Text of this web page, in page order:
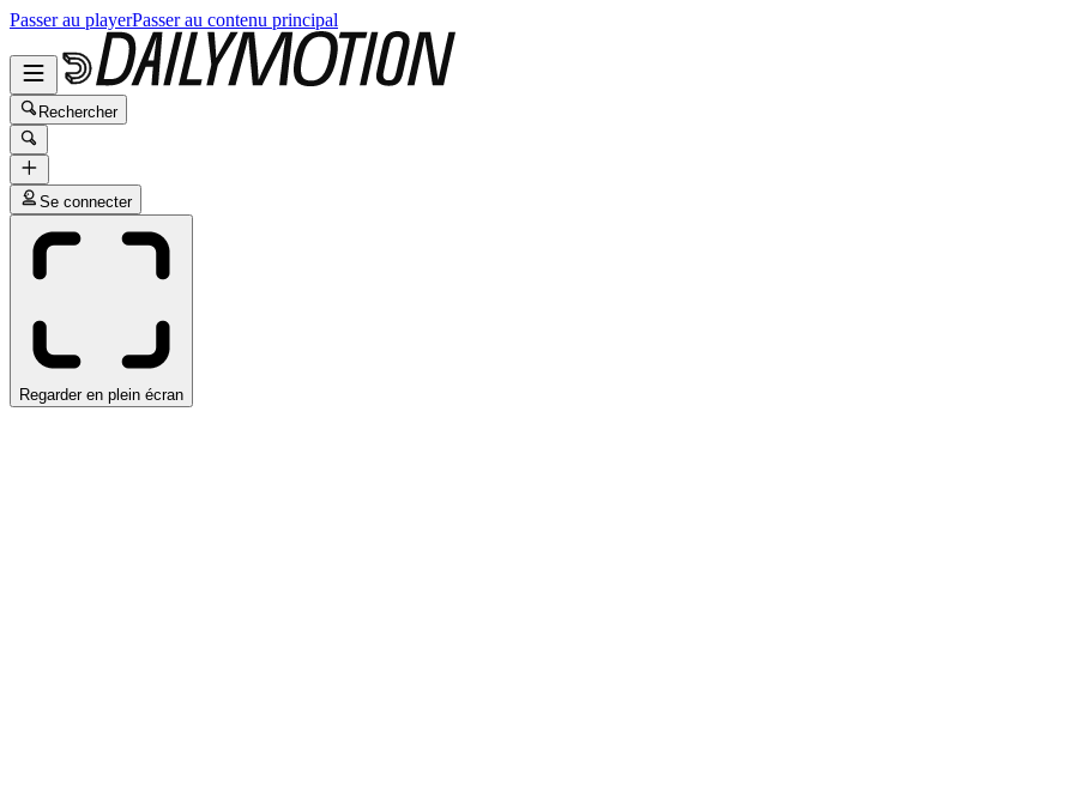
Passer au playerPasser au contenu principal
Rechercher
Se connecter
Regarder en plein écran